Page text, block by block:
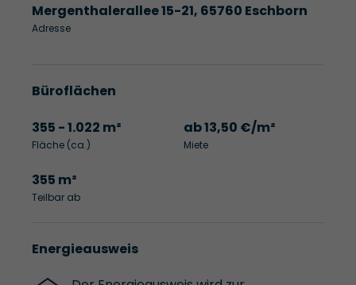
Mergenthalerallee 15-21, 65760 Eschborn
Adresse
Büroflächen
355 - 1.022 m²
Fläche (ca.)
ab 13,50 €/m²
Miete
355 m²
Teilbar ab
Energieausweis